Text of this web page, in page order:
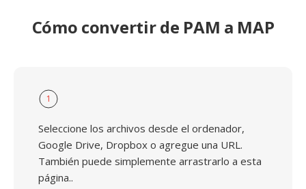
Cómo convertir de PAM a MAP
1
Seleccione los archivos desde el ordenador,
Google Drive, Dropbox o agregue una URL.
También puede simplemente arrastrarlo a esta
página..